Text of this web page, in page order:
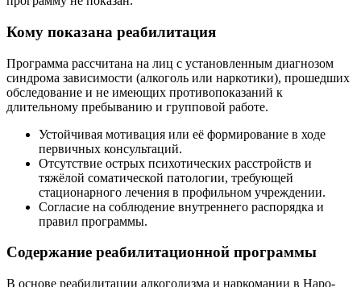
Кому показана реабилитация
Программа рассчитана на лиц с установленным диагнозом
синдрома зависимости (алкоголь или наркотики), прошедших
обследование и не имеющих противопоказаний к
длительному пребыванию и групповой работе.
Устойчивая мотивация или её формирование в ходе
первичных консультаций.
Отсутствие острых психотических расстройств и
тяжёлой соматической патологии, требующей
стационарного лечения в профильном учреждении.
Согласие на соблюдение внутреннего распорядка и
правил программы.
Содержание реабилитационной программы
В основе реабилитации алкоголизма и наркомании в Наро-